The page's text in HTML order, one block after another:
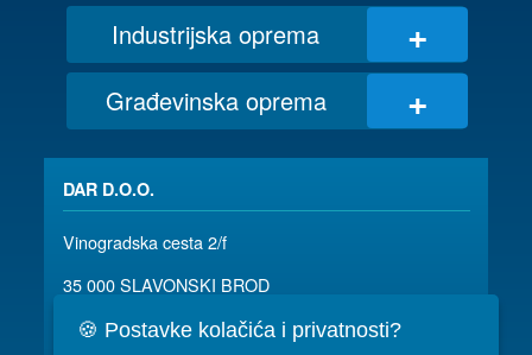
Industrijska oprema +
Građevinska oprema +
DAR D.O.O.
Vinogradska cesta 2/f
35 000 SLAVONSKI BROD
035/ 490-115
dar@dar.hr
🍪 Postavke kolačića i privatnosti?